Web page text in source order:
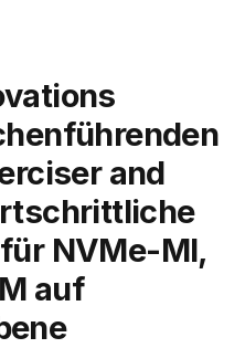
and
NVMe-MI,
auf